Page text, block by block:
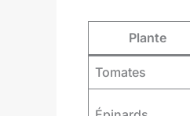
Plante
Tomates